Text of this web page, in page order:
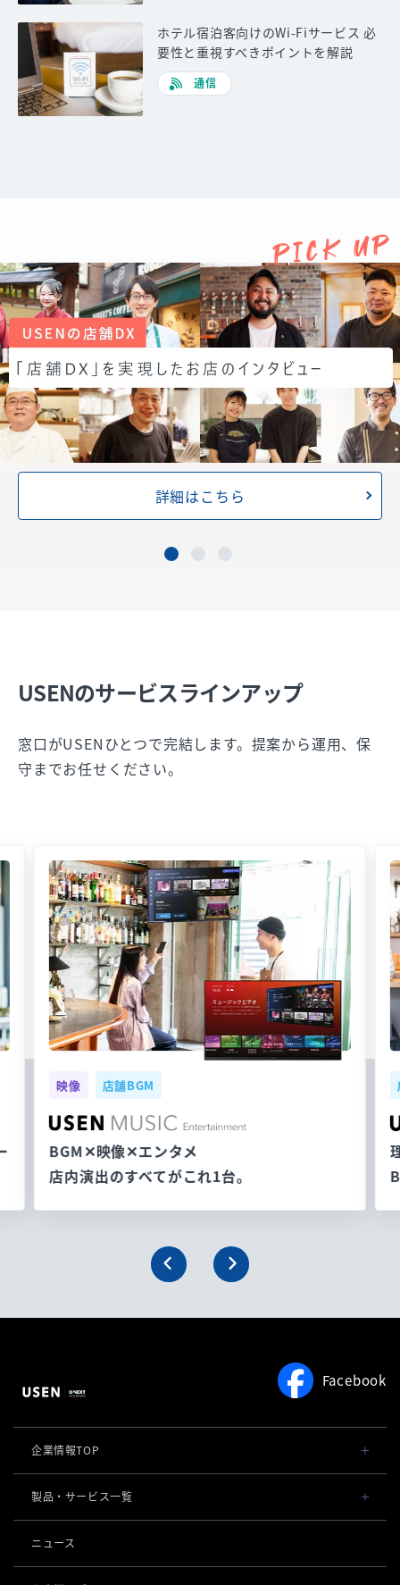
ホテル宿泊客向けのWi-Fiサービス 必
要性と重視すべきポイントを解説
通信
詳細はこちら
USENのサービスラインアップ
窓口がUSENひとつで完結します。提案から運用、保
守までお任せください。
映像 店舗BGM
BGM✕映像✕エンタメ
店内演出のすべてがこれ1台。
Facebook
企業情報TOP
会社概要・役員一覧
社長メッセージ
製品・サービス一覧
POSレジ 他
導入事例
ニュース